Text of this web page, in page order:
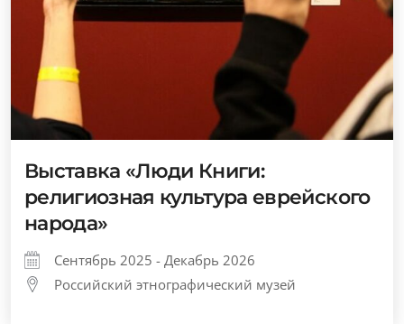
Выставка «Люди Книги:
религиозная культура еврейского
народа»
Сентябрь 2025 - Декабрь 2026
Российский этнографический музей